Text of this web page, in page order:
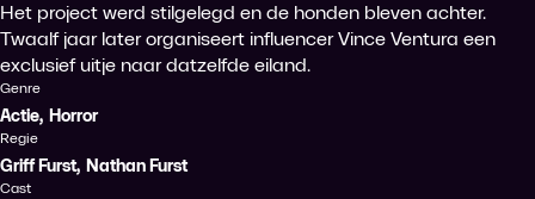
Het project werd stilgelegd en de honden bleven achter.
Twaalf jaar later organiseert influencer Vince Ventura een
exclusief uitje naar datzelfde eiland.
Genre
Actie, Horror
Regie
Griff Furst, Nathan Furst
Cast